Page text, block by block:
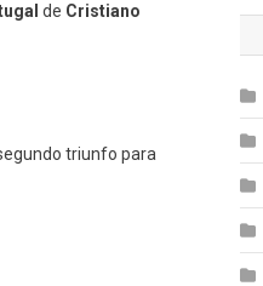
de Cristiano
triunfo para